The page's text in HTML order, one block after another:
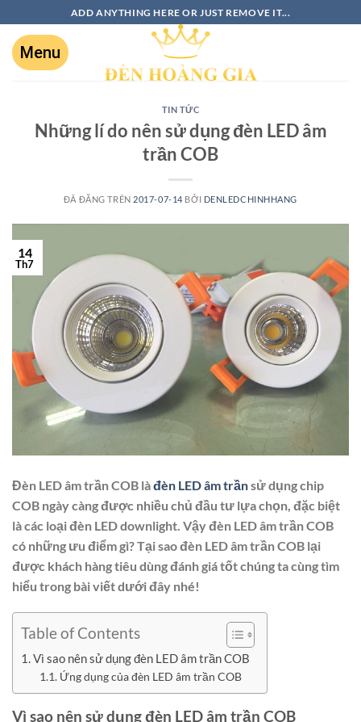
ADD ANYTHING HERE OR JUST REMOVE IT...
TIN TỨC
Những lí do nên sử dụng đèn LED âm
trần COB
ĐÃ ĐĂNG TRÊN 2017-07-14 BỞI DENLEDCHINHHANG
14
Th7
Đèn LED âm trần COB làđèn LED âm trầnsử dụng chip
COB ngày càng được nhiều chủ đầu tư lựa chọn, đặc biệt
là các loại đèn LED downlight. Vậy đèn LED âm trần COB
có những ưu điểm gì? Tại sao đèn LED âm trần COB lại
được khách hàng tiêu dùng đánh giá tốt chúng ta cùng tìm
hiểu trong bài viết dưới đây nhé!
Table of Contents
Vì sao nên sử dụng đèn LED âm trần COB
Ứng dụng của đèn LED âm trần COB
Vì sao nên sử dụng đèn LED âm trần COB